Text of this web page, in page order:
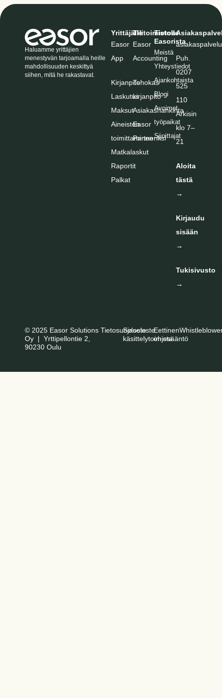
Haluamme yrittäjien
menestyvän tarjoamalla heille
mahdollisuuden keskittyä
siihen, mitä he rakastavat.
Yrittäjälle
Easor
App
Kirjanpito
Laskutus
Maksut
Aineiston
toimittaminen
Matkalaskut
Raportit
Palkat
Tilitoimistolle
Easor
Accounting
Tehokas
kirjanpito
Asiakashankinta
Easor
Partneriksi
Tietoa
Easorista
Meistä
Yhteystiedot
Ajankohtaista
Blogi
Avoimet
työpaikat
Sijoittajat
Puh.
0207
525
110
Arkisin
klo 7–
21
Aloita
tästä
→
Kirjaudu
sisään
→
Tukisivusto
→
© 2025 Easor Solutions
Oy | Yrttipellontie 2,
90230 Oulu
Tietosuojaseloste
Seloste
käsittelytoimista
Eettinen
ohjesääntö